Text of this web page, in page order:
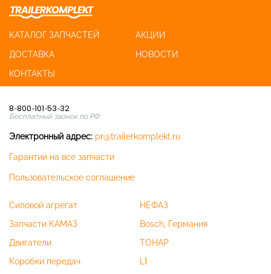
КАТАЛОГ ЗАПЧАСТЕЙ
АКЦИИ
ДОСТАВКА
НОВОСТИ
КОНТАКТЫ
8-800-101-53-32
Бесплатный звонок по РФ
Электронный адрес: pr@trailerkomplekt.ru
Гарантии на все запчасти
Пользовательское соглашение
Силовой агрегат
Запчасти КАМАЗ
Двигатели
Коробки передач
НЕФАЗ
Bosch, Германия
ТОНАР
L1